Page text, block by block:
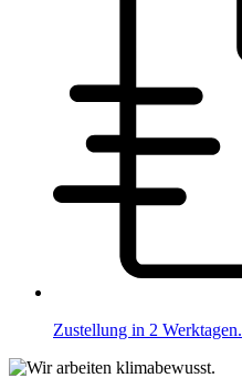
Zustellung in 2 Werktagen.